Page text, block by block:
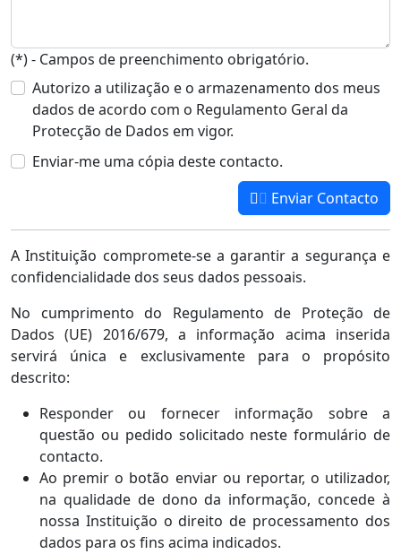
(*) - Campos de preenchimento obrigatório.
Autorizo a utilização e o armazenamento dos meus
dados de acordo com o Regulamento Geral da
Protecção de Dados em vigor.
Enviar-me uma cópia deste contacto.
Enviar Contacto
A Instituição compromete-se a garantir a segurança e
confidencialidade dos seus dados pessoais.
No cumprimento do Regulamento de Proteção de
Dados (UE) 2016/679, a informação acima inserida
servirá única e exclusivamente para o propósito
descrito:
Responder ou fornecer informação sobre a
questão ou pedido solicitado neste formulário de
contacto.
Ao premir o botão enviar ou reportar, o utilizador,
na qualidade de dono da informação, concede à
nossa Instituição o direito de processamento dos
dados para os fins acima indicados.